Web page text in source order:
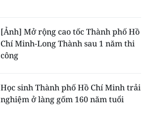
[Ảnh] Mở rộng cao tốc Thành phố Hồ
Chí Minh-Long Thành sau 1 năm thi
công
Học sinh Thành phố Hồ Chí Minh trải
nghiệm ở làng gốm 160 năm tuổi